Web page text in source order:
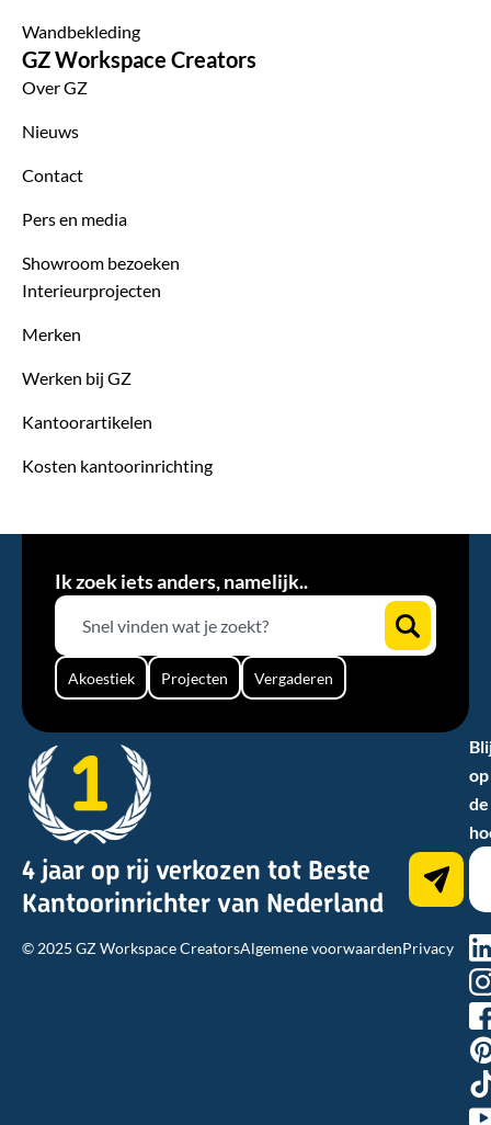
Wandbekleding
GZ Workspace Creators
Over GZ
Nieuws
Contact
Pers en media
Showroom bezoeken
Interieurprojecten
Merken
Werken bij GZ
Kantoorartikelen
Kosten kantoorinrichting
Ik zoek iets anders, namelijk..
Akoestiek Projecten Vergaderen
4 jaar op rij verkozen tot Beste
Kantoorinrichter van Nederland
op
de
© 2025 GZ Workspace CreatorsAlgemene voorwaardenPrivacy